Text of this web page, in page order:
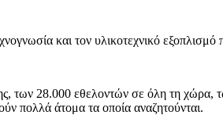
και τον υλικοτεχνικό εξοπλισμό
28.000 εθελοντών σε όλη τη χώρα,
πολλά άτομα τα οποία αναζητούνται.